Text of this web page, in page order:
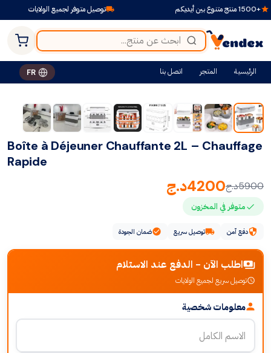
توصيل متوفر لجميع الولايات
الرئيسية المتجر اتصل بنا FR
-29%
Boîte à Déjeuner Chauffante 2L – Chauffage
Rapide
5900د.ج4200د.ج
متوفر في المخزون
دفع آمن توصيل سريع ضمان الجودة
اطلب الآن - الدفع عند الاستلام
توصيل سريع لجميع الولايات
معلومات شخصية